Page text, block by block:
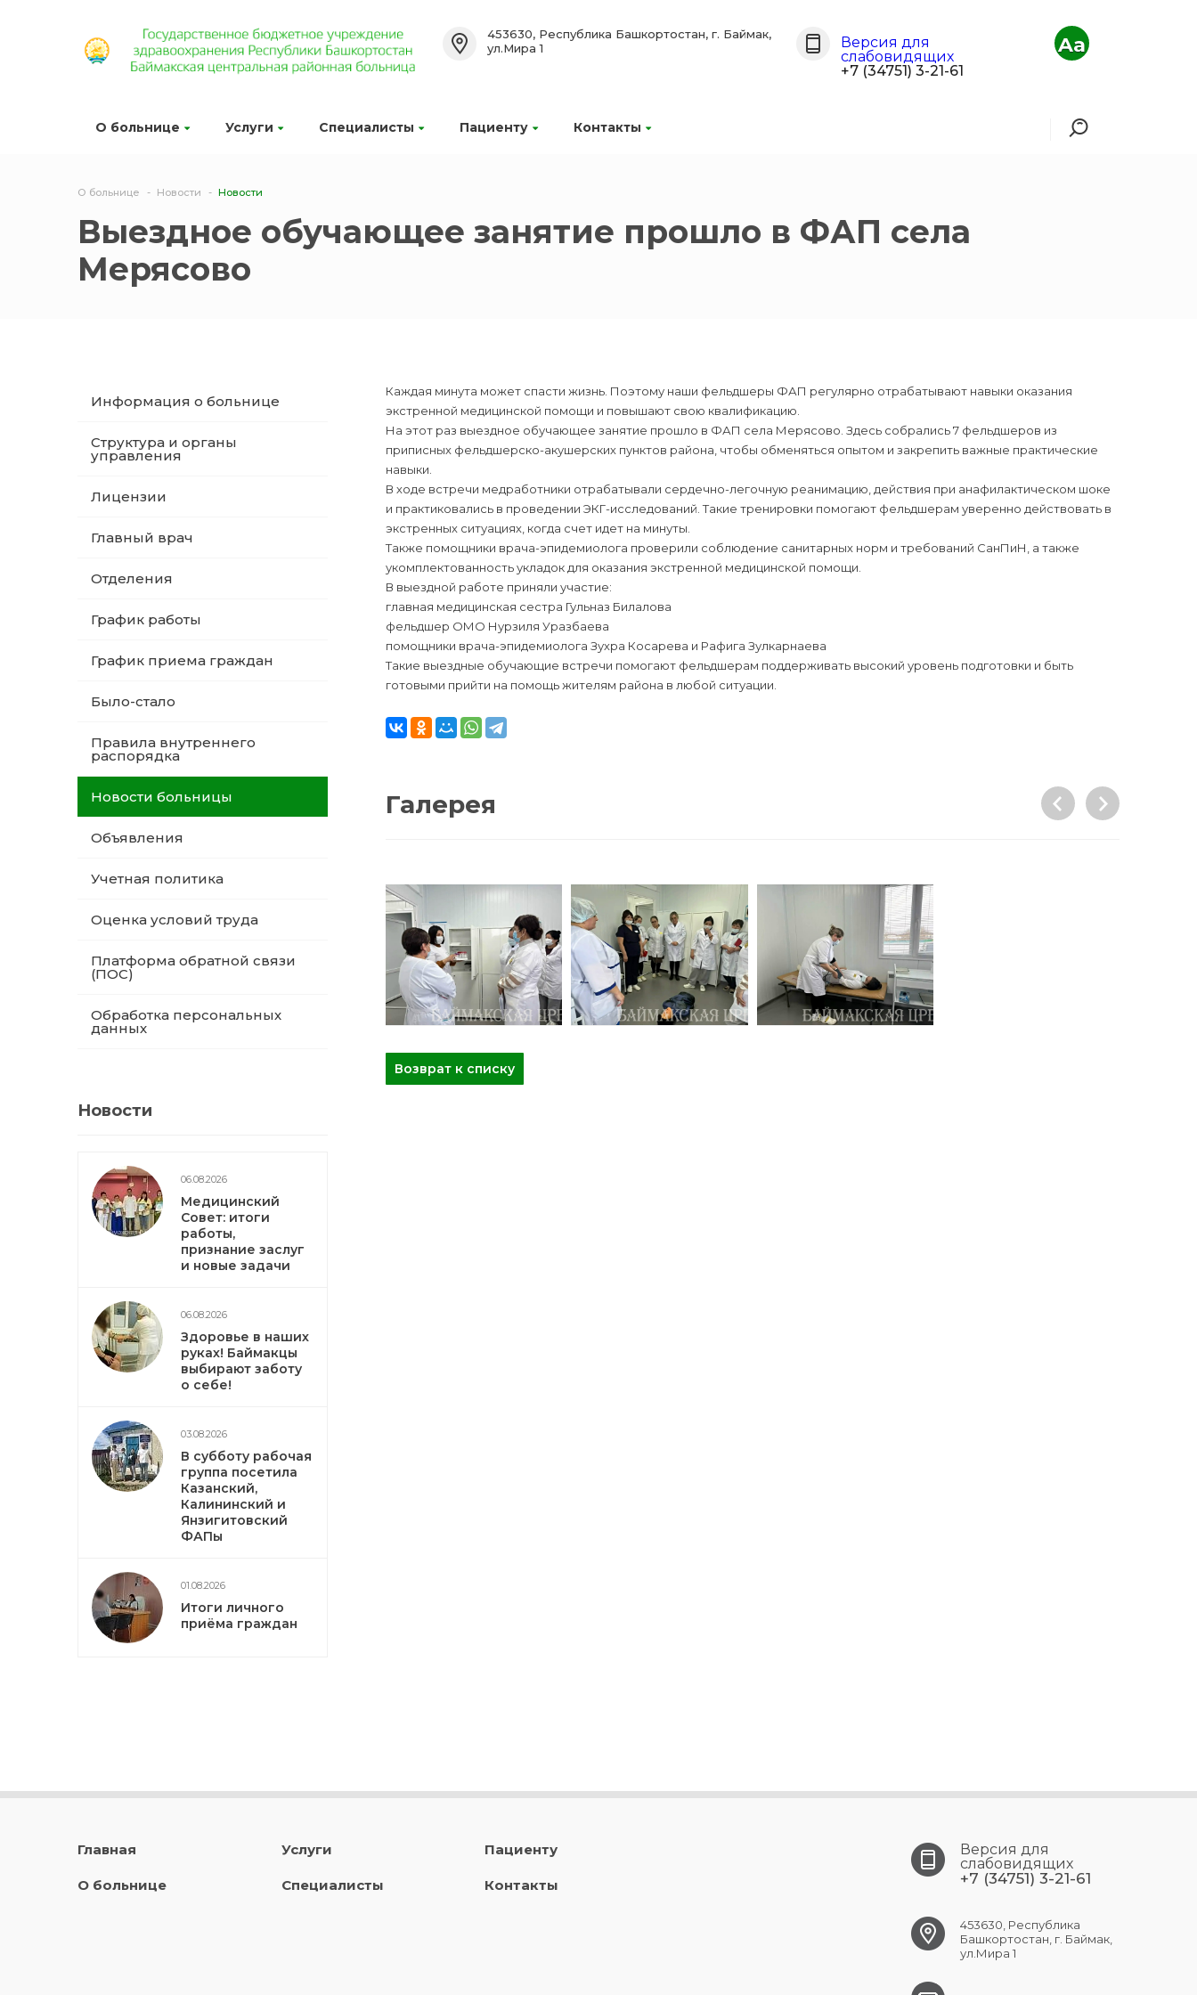
О больнице Услуги Специалисты Пациенту Контакты
453630, Республика Башкортостан, г. Баймак,
ул.Мира 1
Версия для
слабовидящих
+7 (34751) 3-21-61
Aa
О больнице Новости Новости
Выездное обучающее занятие прошло в ФАП села
Мерясово
Информация о больнице
Структура и органы
управления
Лицензии
Главный врач
Отделения
График работы
График приема граждан
Было-стало
Правила внутреннего
распорядка
Новости больницы
Объявления
Учетная политика
Оценка условий труда
Платформа обратной связи
(ПОС)
Обработка персональных
данных
Новости
06.08.2026
Медицинский
Совет: итоги
работы,
признание заслуг
и новые задачи
06.08.2026
Здоровье в наших
руках! Баймакцы
выбирают заботу
о себе!
03.08.2026
В субботу рабочая
группа посетила
Казанский,
Калининский и
Янзигитовский
ФАПы
01.08.2026
Итоги личного
приёма граждан
Каждая минута может спасти жизнь. Поэтому наши фельдшеры ФАП регулярно отрабатывают навыки оказания
экстренной медицинской помощи и повышают свою квалификацию.
На этот раз выездное обучающее занятие прошло в ФАП села Мерясово. Здесь собрались 7 фельдшеров из
приписных фельдшерско-акушерских пунктов района, чтобы обменяться опытом и закрепить важные практические
навыки.
В ходе встречи медработники отрабатывали сердечно-легочную реанимацию, действия при анафилактическом шоке
и практиковались в проведении ЭКГ-исследований. Такие тренировки помогают фельдшерам уверенно действовать в
экстренных ситуациях, когда счет идет на минуты.
Также помощники врача-эпидемиолога проверили соблюдение санитарных норм и требований СанПиН, а также
укомплектованность укладок для оказания экстренной медицинской помощи.
В выездной работе приняли участие:
главная медицинская сестра Гульназ Билалова
фельдшер ОМО Нурзиля Уразбаева
помощники врача-эпидемиолога Зухра Косарева и Рафига Зулкарнаева
Такие выездные обучающие встречи помогают фельдшерам поддерживать высокий уровень подготовки и быть
готовыми прийти на помощь жителям района в любой ситуации.
Галерея
Возврат к списку
Главная
О больнице
Услуги
Специалисты
Пациенту
Контакты
Версия для
слабовидящих
+7 (34751) 3-21-61
453630, Республика
Башкортостан, г. Баймак,
ул.Мира 1